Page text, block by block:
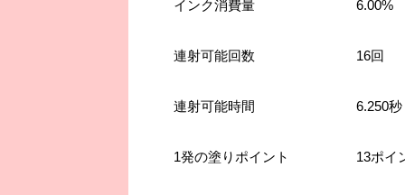
インク消費量 6.00%
連射可能回数 16回
連射可能時間 6.250秒
1発の塗りポイント 13ポイ